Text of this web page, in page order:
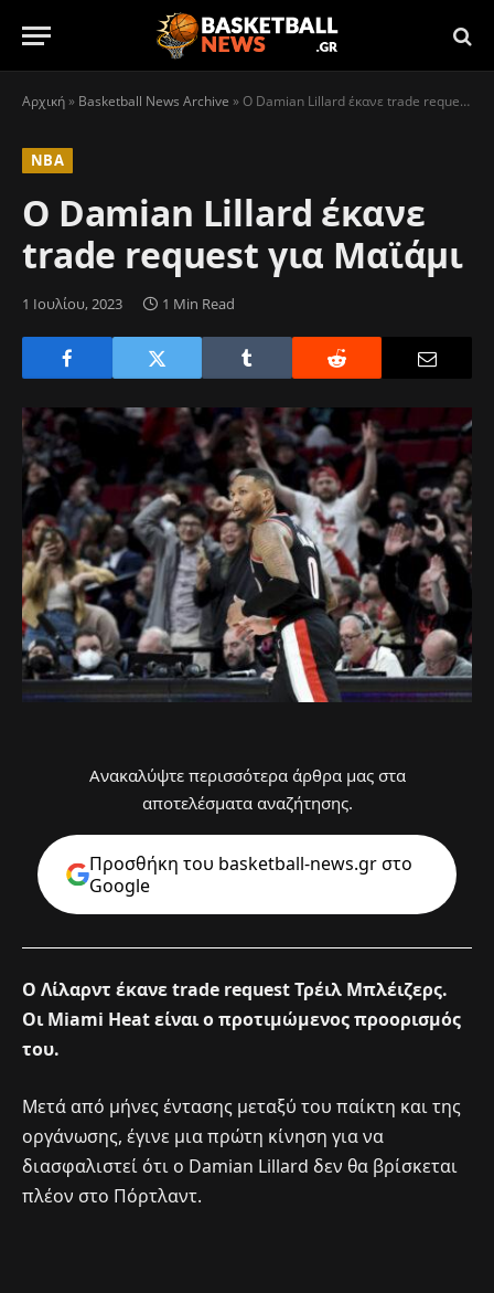
Αρχική» Basketball News Archive »Ο Damian Lillard έκανε trade request για Μαϊάμι
NBA
Ο Damian Lillard έκανε
trade request για Μαϊάμι
1 Ιουλίου, 2023 1 Min Read
Ανακαλύψτε περισσότερα άρθρα μας στα
αποτελέσματα αναζήτησης.
Προσθήκη του basketball-news.gr στo
Google
Ο Λίλαρντ έκανε trade request Τρέιλ Μπλέιζερς.
Οι Miami Heat είναι ο προτιμώμενος προορισμός
του.
Μετά από μήνες έντασης μεταξύ του παίκτη και της
οργάνωσης, έγινε μια πρώτη κίνηση για να
διασφαλιστεί ότι ο Damian Lillard δεν θα βρίσκεται
πλέον στο Πόρτλαντ.